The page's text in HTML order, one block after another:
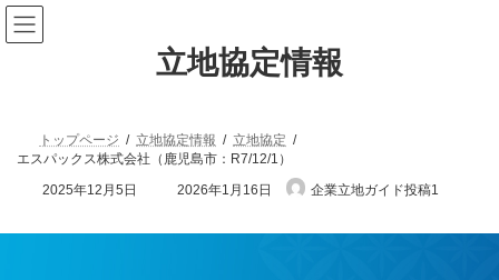
立地協定情報
トップページ 立地協定情報
立地協定
エスパックス株式会社（鹿児島市：R7/12/1）
2025年12月5日 2026年1月16日 企業立地ガイド投稿1